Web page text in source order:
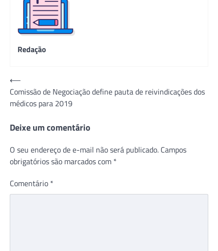
Redação
Navegação
de
Post
⟵
Comissão de Negociação define pauta de reivindicações dos
médicos para 2019
Deixe um comentário
O seu endereço de e-mail não será publicado. Campos
obrigatórios são marcados com *
Comentário *